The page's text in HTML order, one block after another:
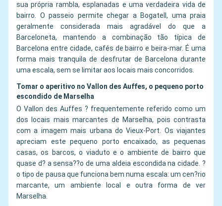
sua própria rambla, esplanadas e uma verdadeira vida de
bairro. O passeio permite chegar a Bogatell, uma praia
geralmente considerada mais agradável do que a
Barceloneta, mantendo a combinação tão típica de
Barcelona entre cidade, cafés de bairro e beira-mar. É uma
forma mais tranquila de desfrutar de Barcelona durante
uma escala, sem se limitar aos locais mais concorridos.
Tomar o aperitivo no Vallon des Auffes, o pequeno porto
escondido de Marselha
O Vallon des Auffes ? frequentemente referido como um
dos locais mais marcantes de Marselha, pois contrasta
com a imagem mais urbana do Vieux-Port. Os viajantes
apreciam este pequeno porto encaixado, as pequenas
casas, os barcos, o viaduto e o ambiente de bairro que
quase d? a sensa??o de uma aldeia escondida na cidade. ?
o tipo de pausa que funciona bem numa escala: um cen?rio
marcante, um ambiente local e outra forma de ver
Marselha.